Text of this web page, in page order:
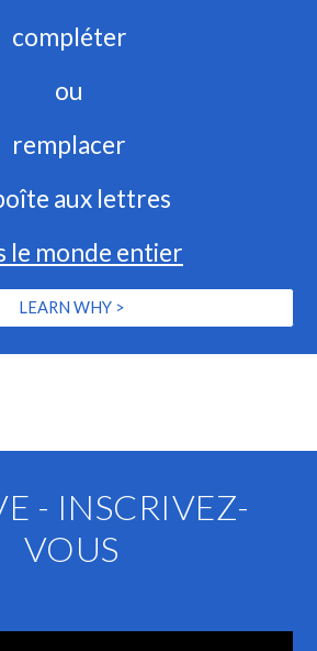
compléter
ou
remplacer
aux lettres
le monde entier
LEARN WHY >
- INSCRIVEZ-
VOUS